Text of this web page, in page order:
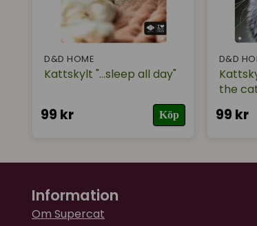
D&D HOME
Kattskylt "...sleep all day"
99 kr Köp
D&D
the
99 kr
Information
Om Supercat